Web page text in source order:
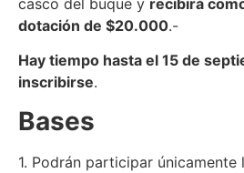
casco del buque y recibirá
dotación de $20.000.-
Hay tiempo hasta el 15 de
inscribirse.
Bases
1. Podrán participar